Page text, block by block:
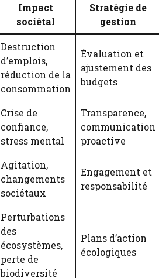
Impact
sociétal
Stratégie de
gestion
Destruction
d’emplois,
réduction de la
consommation
Évaluation et
ajustement des
budgets
Crise de
confiance,
stress mental
Transparence,
communication
proactive
Agitation,
changements
sociétaux
Engagement et
responsabilité
Perturbations
des
écosystèmes,
perte de
biodiversité
Plans d’action
écologiques